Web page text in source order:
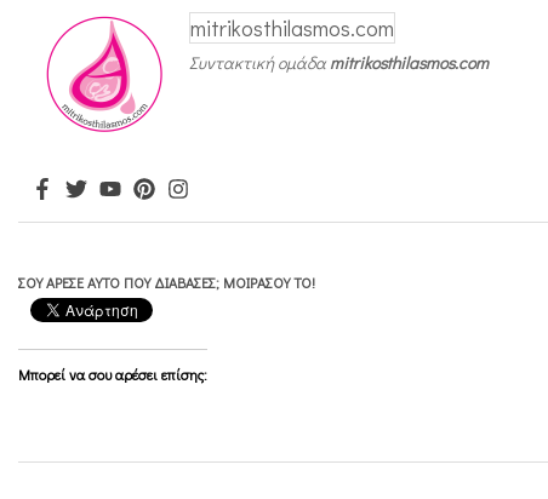
τ
έ
ρ
ω
ν
ε
mitrikosthilasmos.com
Συντακτική ομάδαmitrikosthilasmos.com
ΣΟΥ ΆΡΕΣΕ ΑΥΤΌ ΠΟΥ ΔΙΆΒΑΣΕΣ; ΜΟΙΡΆΣΟΥ ΤΟ!
Μπορεί να σου αρέσει επίσης: